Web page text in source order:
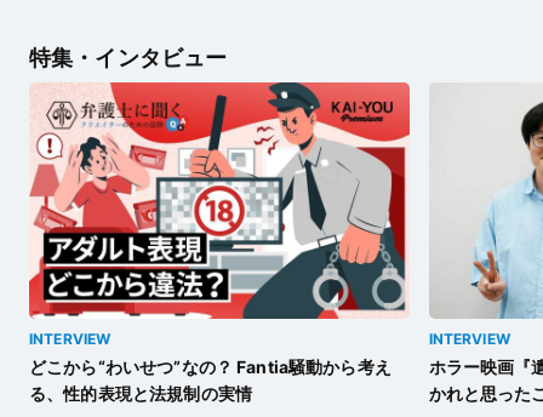
特集・インタビュー
INTERVIEW
どこから“わいせつ”なの？ Fantia騒動から考え
る、性的表現と法規制の実情
INTERVIEW
ホラー映画『
かれと思った